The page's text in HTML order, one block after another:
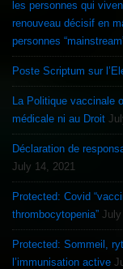
les personnes qui
renouveau décisif en matière de
personnes
Poste Scriptum sur
La Politique vaccinale
médicale ni au Droit
Déclaration de
July 14, 2021
Protected: Covid
thrombocytopenia” July
Protected: Sommeil,
l’immunisation active